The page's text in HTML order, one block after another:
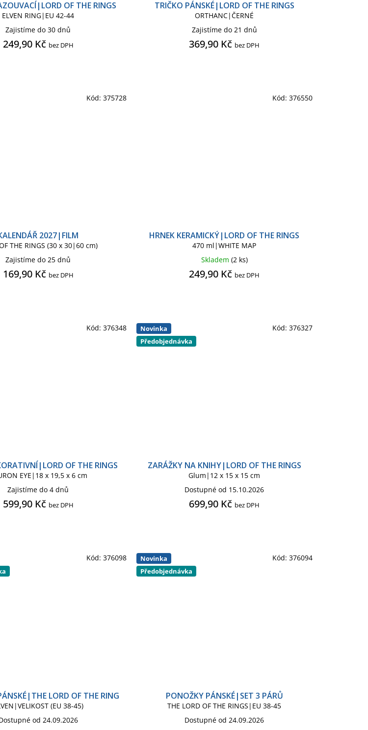
OF THE RINGS
ELVEN RING|EU 42-44
Zajistíme do 30 dnů
249,90 Kč bez DPH
TRIČKO PÁNSKÉ|LORD OF THE RINGS
ORTHANC|ČERNÉ
Zajistíme do 21 dnů
369,90 Kč bez DPH
2027|FILM
THE RINGS (30 x 30|60 cm)
Zajistíme do 25 dnů
169,90 Kč bez DPH
Kód: 375728
HRNEK KERAMICKÝ|LORD OF THE RINGS
470 ml|WHITE MAP
Skladem (2 ks)
249,90 Kč bez DPH
Kód: 376550
OF THE RINGS
EYE|18 x 19,5 x 6 cm
Zajistíme do 4 dnů
599,90 Kč bez DPH
Kód: 376348
Novinka
Předobjednávka
ZARÁŽKY NA KNIHY|LORD OF THE RINGS
Glum|12 x 15 x 15 cm
Dostupné od 15.10.2026
699,90 Kč bez DPH
Kód: 376327
LORD OF THE RING
(EU 38-45)
od 24.09.2026
Kód: 376098
Novinka
Předobjednávka
PONOŽKY PÁNSKÉ|SET 3 PÁRŮ
THE LORD OF THE RINGS|EU 38-45
Dostupné od 24.09.2026
Kód: 376094